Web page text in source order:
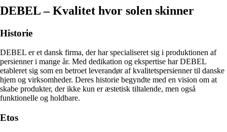
DEBEL – Kvalitet hvor solen skinner
Historie
DEBEL er et dansk firma, der har specialiseret sig i produktionen af
persienner i mange år. Med dedikation og ekspertise har DEBEL
etableret sig som en betroet leverandør af kvalitetspersienner til danske
hjem og virksomheder. Deres historie begyndte med en vision om at
skabe produkter, der ikke kun er æstetisk tiltalende, men også
funktionelle og holdbare.
Etos